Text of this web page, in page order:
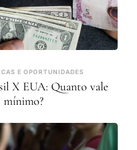
E OPORTUNIDADES
X EUA: Quanto vale
mínimo?